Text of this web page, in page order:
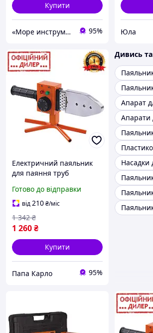
Купити
«Море инструментов» 95% Юла
Електричний паяльник
для паяння труб
TA-WP1200 (1200 Вт, 50-
300 °C, кейс)
Готово до відправки
від210₴/міс
1 260₴
1 342 ₴
Купити
Папа Карло 95%
Дивись
Апарат
Апарати
Насадки